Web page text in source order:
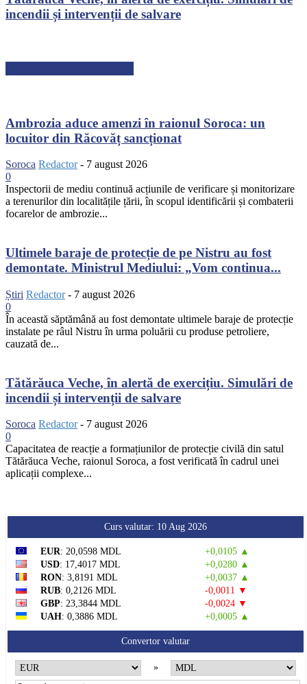
incendii și intervenții de salvare
Ambrozia aduce amenzi în raionul Soroca: un
locuitor din Răcovăț sancționat
Soroca Redactor - 7 august 2026
0
Inspectorii de mediu continuă acțiunile de verificare și monitorizare
a terenurilor din localitățile țării, în scopul identificării și combaterii
focarelor de ambrozie...
Ultimele baraje de protecție de pe Nistru au fost
demontate. Ministrul Mediului: „Vom continua...
Știri Redactor - 7 august 2026
0
În această săptămână au fost demontate ultimele baraje de protecție
instalate pe râul Nistru în urma poluării cu produse petroliere,
cauzată de...
Tătărăuca Veche, în alertă de exercițiu. Simulări de
incendii și intervenții de salvare
Soroca Redactor - 7 august 2026
0
Capacitatea de reacție a formațiunilor de protecție civilă din satul
Tătărăuca Veche, raionul Soroca, a fost verificată în cadrul unei
aplicații complexe...
Curs valutar: 10 Aug 2026
EUR: 20,0598 MDL
+0,0105 ▲
USD: 17,4017 MDL
+0,0280 ▲
RON: 3,8191 MDL
+0,0037 ▲
RUB: 0,2126 MDL
-0,0011 ▼
GBP: 23,3844 MDL
-0,0024 ▼
UAH: 0,3886 MDL +0,0005 ▲
Convertor valutar
»